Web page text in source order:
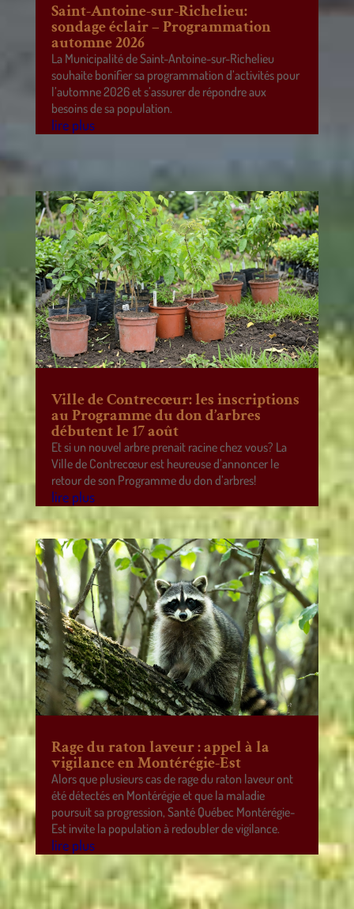
Saint-Antoine-sur-Richelieu:
sondage éclair – Programmation
automne 2026
La Municipalité de Saint-Antoine-sur-Richelieu
souhaite bonifier sa programmation d’activités pour
l’automne 2026 et s’assurer de répondre aux
besoins de sa population.
lire plus
Ville de Contrecœur: les inscriptions
au Programme du don d’arbres
débutent le 17 août
Et si un nouvel arbre prenait racine chez vous? La
Ville de Contrecœur est heureuse d’annoncer le
retour de son Programme du don d’arbres!
lire plus
Rage du raton laveur : appel à la
vigilance en Montérégie-Est
Alors que plusieurs cas de rage du raton laveur ont
été détectés en Montérégie et que la maladie
poursuit sa progression, Santé Québec Montérégie-
Est invite la population à redoubler de vigilance.
lire plus